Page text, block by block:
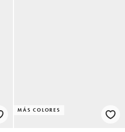
MÁS COLORES